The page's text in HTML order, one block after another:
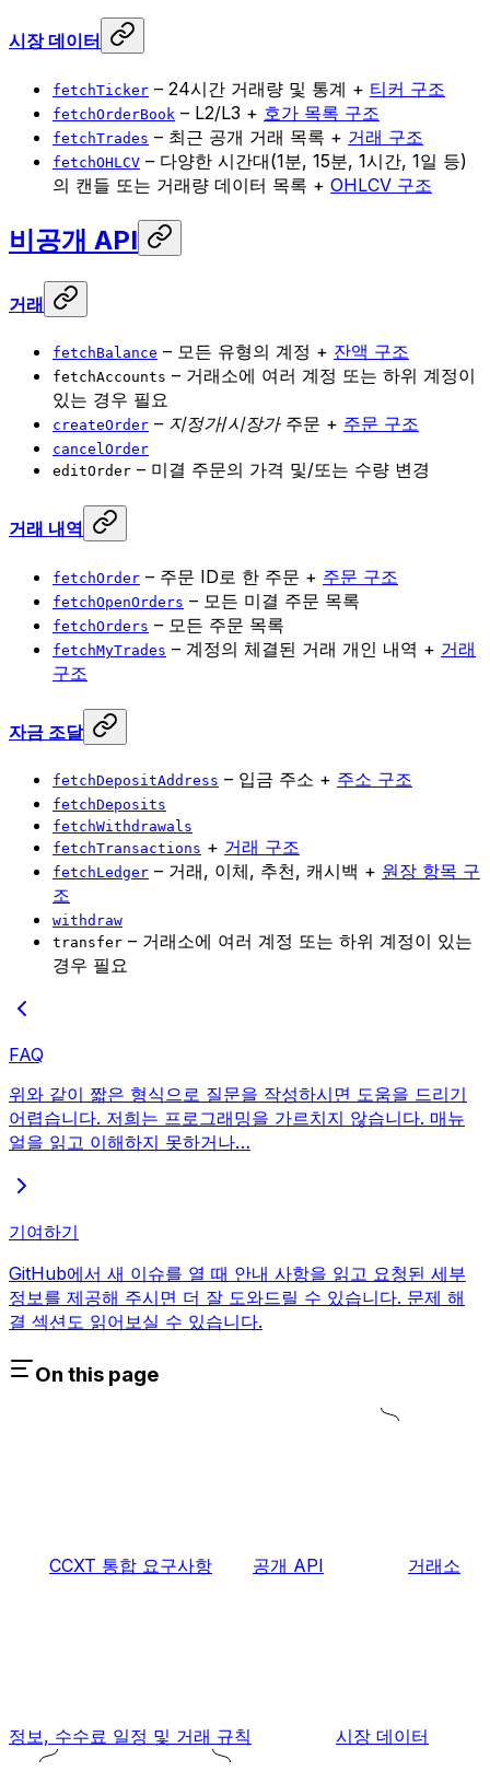
시장 데이터
fetchTicker – 24시간 거래량 및 통계 + 티커 구조
fetchOrderBook – L2/L3 + 호가 목록 구조
fetchTrades – 최근 공개 거래 목록 + 거래 구조
fetchOHLCV – 다양한 시간대(1분, 15분, 1시간, 1일 등)
의 캔들 또는 거래량 데이터 목록 + OHLCV 구조
비공개 API
거래
fetchBalance – 모든 유형의 계정 + 잔액 구조
fetchAccounts – 거래소에 여러 계정 또는 하위 계정이
있는 경우 필요
createOrder – 지정가/시장가주문 + 주문 구조
cancelOrder
editOrder – 미결 주문의 가격 및/또는 수량 변경
거래 내역
fetchOrder – 주문 ID로 한 주문 + 주문 구조
fetchOpenOrders – 모든 미결 주문 목록
fetchOrders – 모든 주문 목록
fetchMyTrades – 계정의 체결된 거래 개인 내역 + 거래
구조
자금 조달
fetchDepositAddress – 입금 주소 + 주소 구조
fetchDeposits
fetchWithdrawals
fetchTransactions + 거래 구조
fetchLedger – 거래, 이체, 추천, 캐시백 + 원장 항목 구
조
withdraw
transfer – 거래소에 여러 계정 또는 하위 계정이 있는
경우 필요
FAQ
위와 같이 짧은 형식으로 질문을 작성하시면 도움을 드리기
어렵습니다. 저희는 프로그래밍을 가르치지 않습니다. 매뉴
얼을 읽고 이해하지 못하거나…
기여하기
GitHub에서 새 이슈를 열 때 안내 사항을 읽고 요청된 세부
정보를 제공해 주시면 더 잘 도와드릴 수 있습니다. 문제 해
결 섹션도 읽어보실 수 있습니다.
On this page
CCXT 통합 요구사항 공개 API 거래소
정보, 수수료 일정 및 거래 규칙 시장 데이터